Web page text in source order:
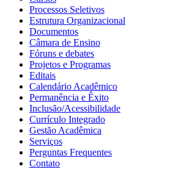
Processos Seletivos
Estrutura Organizacional
Documentos
Câmara de Ensino
Fóruns e debates
Projetos e Programas
Editais
Calendário Acadêmico
Permanência e Êxito
Inclusão/Acessibilidade
Currículo Integrado
Gestão Acadêmica
Serviços
Perguntas Frequentes
Contato